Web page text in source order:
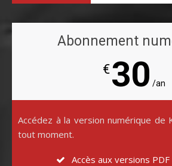
Abonnement
€30 /an
Accédez à la version numérique de
tout moment.
Accès aux versions PDF